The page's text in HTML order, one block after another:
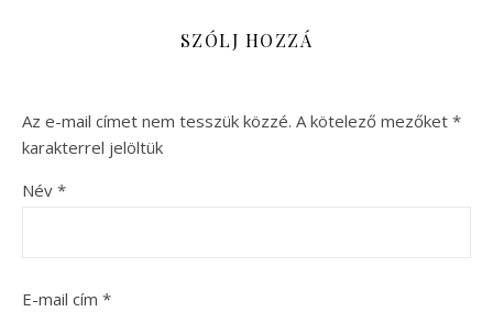
SZÓLJ HOZZÁ
Az e-mail címet nem tesszük közzé. A kötelező mezőket *
karakterrel jelöltük
Név *
E-mail cím *